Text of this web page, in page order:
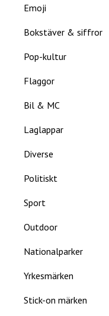
Emoji
Bokstäver & siffror
Pop-kultur
Flaggor
Bil & MC
Laglappar
Diverse
Politiskt
Sport
Outdoor
Nationalparker
Yrkesmärken
Stick-on märken